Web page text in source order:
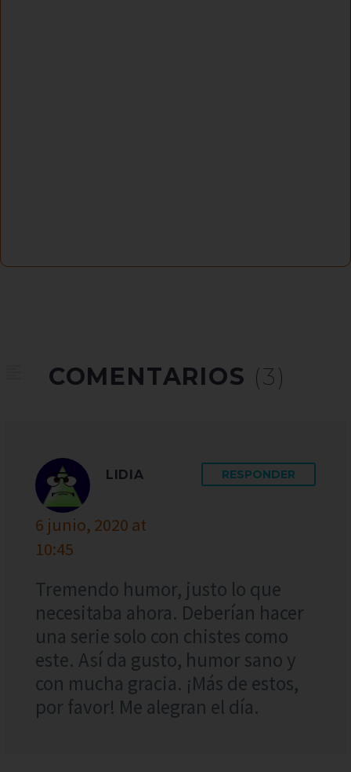
COMENTARIOS (3)
LIDIA
6 junio, 2020 at
10:45
RESPONDER
Tremendo humor, justo lo que
necesitaba ahora. Deberían hacer
una serie solo con chistes como
este. Así da gusto, humor sano y
con mucha gracia. ¡Más de estos,
por favor! Me alegran el día.